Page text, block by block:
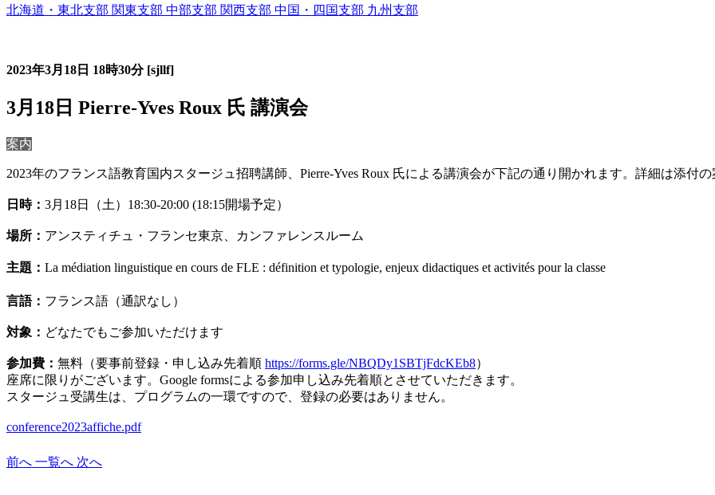
北海道・東北支部 関東支部 中部支部 関西支部 中国・四国支部 九州支部
2023年3月18日 18時30分 [sjllf]
3月18日 Pierre-Yves Roux 氏 講演会
案内
2023年のフランス語教育国内スタージュ招聘講師、 Pierre-Yves Roux 氏による講演会が下記の通り開かれます。 詳細は添付の
日時： 3月18日（土）18:30-20:00 (18:15開場予定）
場所： アンスティチュ・フランセ東京、カンファレンスルーム
主題： La médiation linguistique en cours de FLE : définition et typologie, enjeux didactiques et activités pour la classe
言語： フランス語（通訳なし）
対象： どなたでもご参加いただけます
参加費： 無料（要事前登録・申し込み先着順 https://forms.gle/NBQDy1SBTjFdcKEb8）
座席に限りがございます。Google formsによる参加申し込み先着順とさせていただきます。
スタージュ受講生は、プログラムの一環ですので、 登録の必要はありません。
conference2023affiche.pdf
前へ 一覧へ 次へ